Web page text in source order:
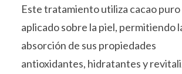
Este tratamiento utiliza cacao puro
aplicado sobre la piel, permitiendo
absorción de sus propiedades
antioxidantes, hidratantes y